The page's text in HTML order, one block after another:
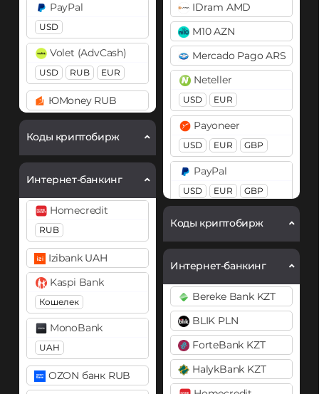
Bitcoin Cash (BCH)
Bitcoin SV (BSV)
BitTorrent (BTT)
Cardano (ADA)
Chainlink (LINK)
ERC20
Cosmos (ATOM)
Cronos (CRO)
DAI
ERC20
DASH
Decentraland (MANA)
Dogecoin (DOGE)
DOGE
Polkadot (DOT)
DOT
PayPal
USD
Volet (AdvCash)
USD RUB EUR
ЮMoney RUB
Коды криптобирж
Интернет-банкинг
Homecredit
RUB
Izibank UAH
Kaspi Bank
Кошелек
MonoBank
UAH
OZON банк RUB
Bitcoin Cash (BCH)
Bitcoin SV (BSV)
BitTorrent (BTT)
Cardano (ADA)
Chainlink (LINK)
BEP20
Compound (COMP)
Cosmos (ATOM)
DASH
Decentraland (MANA)
Dogecoin (DOGE)
DOGE
Polkadot (DOT)
IDram AMD
M10 AZN
Mercado Pago ARS
Neteller
USD EUR
Payoneer
USD EUR GBP
PayPal
USD EUR
GBP
CAD
AUD PYUSD
Pix BRL
Revolut
EUR USD
Skrill
USD EUR
Коды криптобирж
Интернет-банкинг
Bereke Bank KZT
BLIK PLN
ForteBank KZT
HalykBank KZT